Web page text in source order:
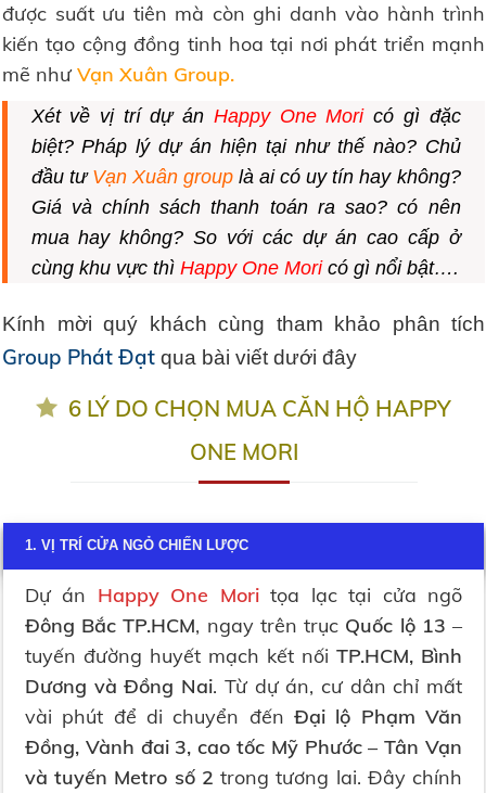
được suất ưu tiên mà còn ghi danh vào hành trình
kiến tạo cộng đồng tinh hoa tại nơi phát triển mạnh
mẽ nhưVạn Xuân Group.
Xét về vị trí dự án Happy One Mori có gì đặc
biệt? Pháp lý dự án hiện tại như thế nào? Chủ
đầu tư Vạn Xuân grouplà ai có uy tín hay không?
Giávàchính sách thanh toán ra sao? có nên
mua hay không? So với các dự án cao cấp ở
cùng khu vực thì Happy One Moricó gì nổi bật….
Kính mời quý khách cùng tham khảo phân tích
Group Phát Đạt qua bài viết dưới đây
6 LÝ DO CHỌN MUA CĂN HỘ HAPPY
ONE MORI
1. VỊ TRÍ CỬA NGỎ CHIẾN LƯỢC
Dự án Happy One Moritọa lạc tại cửa ngõ
Đông Bắc TP.HCM, ngay trên trục Quốc lộ 13 –
tuyến đường huyết mạch kết nối TP.HCM, Bình
Dương và Đồng Nai. Từ dự án, cư dân chỉ mất
vài phút để di chuyển đến Đại lộ Phạm Văn
Đồng, Vành đai 3, cao tốc Mỹ Phước – Tân Vạn
và tuyến Metro số 2 trong tương lai. Đây chính